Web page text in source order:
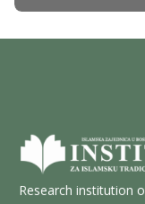
Research institution